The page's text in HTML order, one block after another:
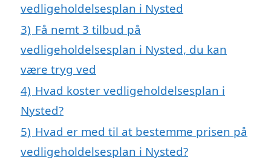
vedligeholdelsesplan i Nysted
3) Få nemt 3 tilbud på
vedligeholdelsesplan i Nysted, du kan
være tryg ved
4) Hvad koster vedligeholdelsesplan i
Nysted?
5) Hvad er med til at bestemme prisen på
vedligeholdelsesplan i Nysted?